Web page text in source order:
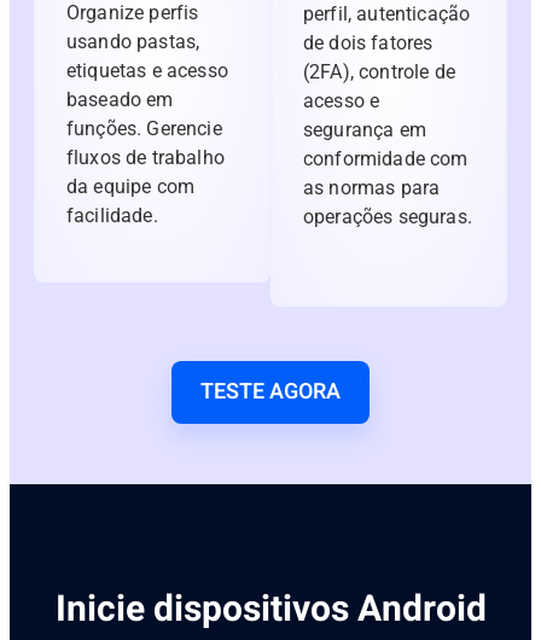
Organize perfis
usando pastas,
etiquetas e acesso
baseado em
funções. Gerencie
fluxos de trabalho
da equipe com
facilidade.
perfil, autenticação
de dois fatores
(2FA), controle de
acesso e
segurança em
conformidade com
as normas para
operações seguras.
TESTE AGORA
Inicie dispositivos Android